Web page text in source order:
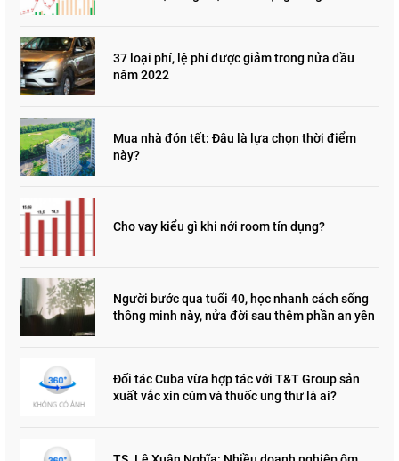
37 loại phí, lệ phí được giảm trong nửa đầu
năm 2022
Mua nhà đón tết: Đâu là lựa chọn thời điểm
này?
Cho vay kiểu gì khi nới room tín dụng?
Người bước qua tuổi 40, học nhanh cách sống
thông minh này, nửa đời sau thêm phần an yên
Đối tác Cuba vừa hợp tác với T&T Group sản
xuất vắc xin cúm và thuốc ung thư là ai?